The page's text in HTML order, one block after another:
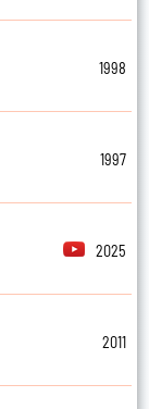
1998
1997
2025
2011